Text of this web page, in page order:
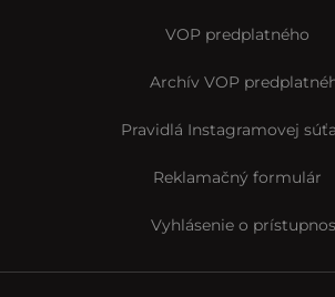
VOP predplatného
Archív VOP
Pravidlá Instagramovej
Reklamačný formulár
Vyhlásenie o